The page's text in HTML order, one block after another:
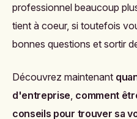
professionnel beaucoup
tient à coeur, si toutefois
bonnes questions et sortir
Découvrez maintenant
d'entreprise comment
conseils pour trouver sa